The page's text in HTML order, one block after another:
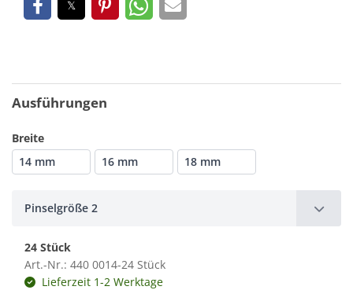
Ausführungen
Breite
14 mm
16 mm 18 mm
Pinselgröße 2
24 Stück
Art.-Nr.: 440 0014-24 Stück
Lieferzeit 1-2 Werktage